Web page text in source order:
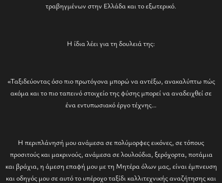
τραβηγμένων στην Ελλάδα και το εξωτερικό.
Η ίδια λέει για τη δουλειά της:
«Ταξιδεύοντας όσο πιο πρωτόγονα μπορώ να αντέξω, ανακαλύπτω πώς
ακόμα και το πιο ταπεινό στοιχείο της φύσης μπορεί να αναδειχθεί σε
ένα εντυπωσιακό έργο τέχνης…
Η περιπλάνησή μου ανάμεσα σε πολύμορφες εικόνες, σε τόπους
προσιτούς και μακρινούς, ανάμεσα σε λουλούδια, ξερόχορτα, ποτάμια
και βράχια, η άμεση επαφή μου με τη Μητέρα όλων μας, είναι έμπνευση
και οδηγός μου σε αυτό το υπέροχο ταξίδι καλλιτεχνικής αναζήτησης και